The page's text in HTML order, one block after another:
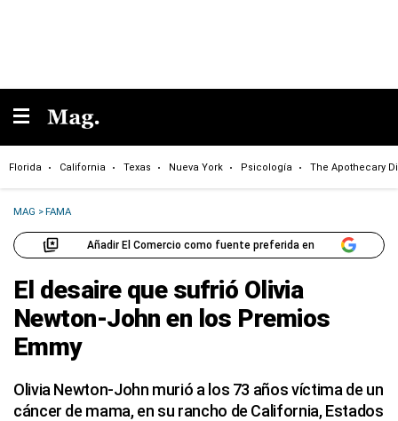
Florida California Texas Nueva York Psicología The Apothecary
MAG >FAMA
Añadir El Comercio como fuente preferida en
El desaire que sufrió Olivia
Newton-John en los Premios
Emmy
Olivia Newton-John murió a los 73 años víctima de un
cáncer de mama, en su rancho de California, Estados